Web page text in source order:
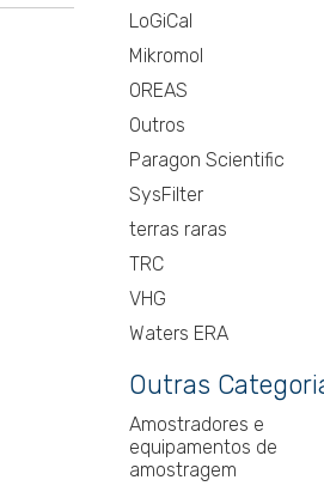
LoGiCal
Mikromol
OREAS
Outros
Paragon Scientific
SysFilter
terras raras
TRC
VHG
Waters ERA
Outras
Amostradores e
equipamentos de
amostragem